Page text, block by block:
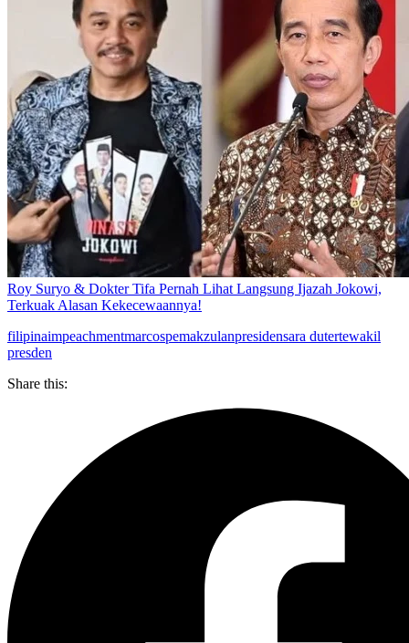
Roy Suryo & Dokter Tifa Pernah Lihat Langsung Ijazah Jokowi,
Terkuak Alasan Kekecewaannya!
filipinaimpeachmentmarcospemakzulanpresidensara dutertewakil
presden
Share this: